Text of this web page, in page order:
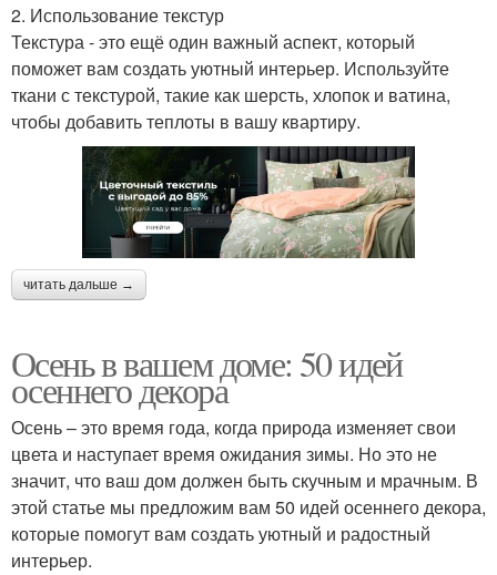
2. Использование текстур
Текстура - это ещё один важный аспект, который
поможет вам создать уютный интерьер. Используйте
ткани с текстурой, такие как шерсть, хлопок и ватина,
чтобы добавить теплоты в вашу квартиру.
читать дальше →
Осень в вашем доме: 50 идей
осеннего декора
Осень – это время года, когда природа изменяет свои
цвета и наступает время ожидания зимы. Но это не
значит, что ваш дом должен быть скучным и мрачным. В
этой статье мы предложим вам 50 идей осеннего декора,
которые помогут вам создать уютный и радостный
интерьер.